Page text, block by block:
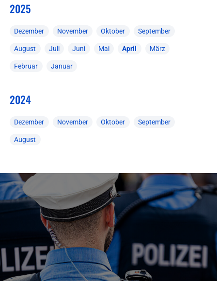
2025
Dezember November Oktober September
August Juli Juni Mai April März
Februar Januar
2024
Dezember November Oktober September
August